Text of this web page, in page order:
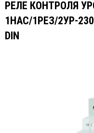
РЕЛЕ КОНТРОЛЯ
1НАС/1РЕЗ/2УР-
DIN